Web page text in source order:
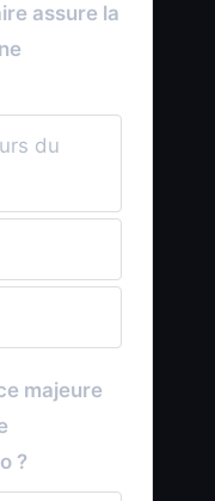
assure la
du
majeure
?